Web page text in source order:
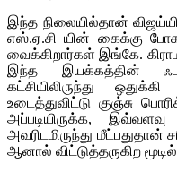
இந்த நிலையில்தான்
எஸ்.ஏ.சி யின் கைக்கு போகக்
வைக்கிறார்கள் இங்கே.
இந்த இயக்கத்தின்
கட்சியிலிருந்து
உடைத்துவிட்டு குஞ்சு
அப்படியிருக்க,
அவரிடமிருந்து மீட்பதுதான்
ஆனால் விட்டுத்தருகிற